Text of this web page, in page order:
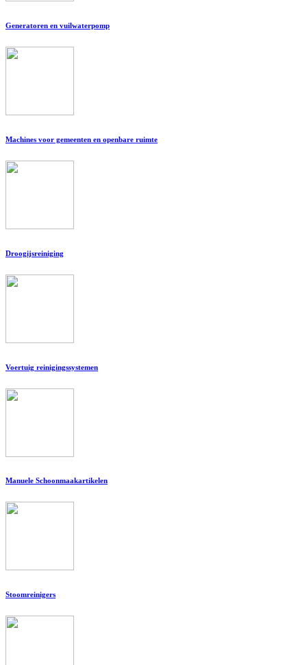
Generatoren en vuilwaterpomp
Machines voor gemeenten en openbare ruimte
Droogijsreiniging
Voertuig reinigingssystemen
Manuele Schoonmaakartikelen
Stoomreinigers